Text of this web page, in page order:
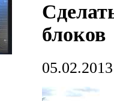
блоков
05.02.2013